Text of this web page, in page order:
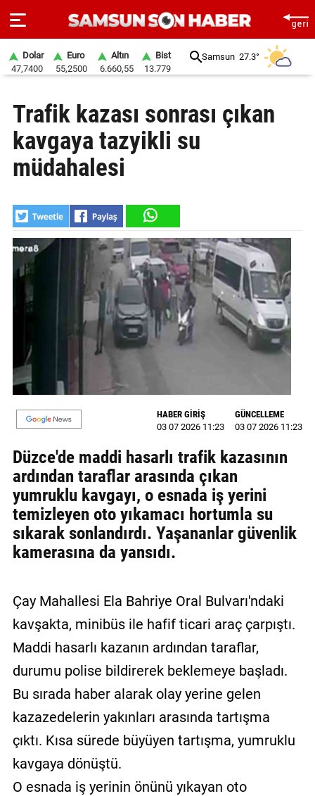
SAYFA
SAMSUN
HABER
GÜNDEM
SİYASET
EKONOMİ
DÜNYA
MAGAZİN
GALERİ
YAZARLAR
BİZE
ULAŞIN
Künye
İletişim
Dolar
47,7400
Euro
55,2500
Altın
6.660,55
Bist
13.779
Samsun 27.3°
Trafik kazası sonrası çıkan
kavgaya tazyikli su
müdahalesi
HABER GİRİŞ
03 07 2026 11:23
GÜNCELLEME
03 07 2026 11:23
Düzce'de maddi hasarlı trafik kazasının
ardından taraflar arasında çıkan
yumruklu kavgayı, o esnada iş yerini
temizleyen oto yıkamacı hortumla su
sıkarak sonlandırdı. Yaşananlar güvenlik
kamerasına da yansıdı.
Çay Mahallesi Ela Bahriye Oral Bulvarı'ndaki
kavşakta, minibüs ile hafif ticari araç çarpıştı.
Maddi hasarlı kazanın ardından taraflar,
durumu polise bildirerek beklemeye başladı.
Bu sırada haber alarak olay yerine gelen
kazazedelerin yakınları arasında tartışma
çıktı. Kısa sürede büyüyen tartışma, yumruklu
kavgaya dönüştü.
O esnada iş yerinin önünü yıkayan oto